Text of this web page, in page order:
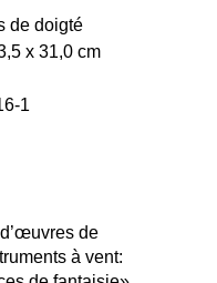
de doigté
x 31,0 cm
1
de
à vent: